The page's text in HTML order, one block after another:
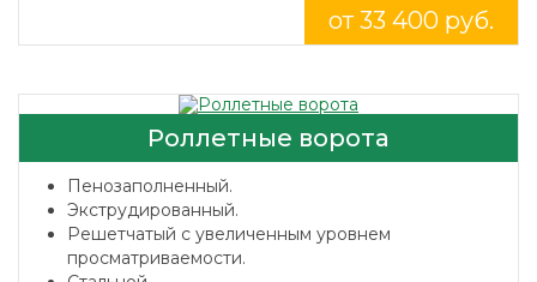
от 33 400 руб.
Роллетные ворота
Пенозаполненный.
Экструдированный.
Решетчатый с увеличенным уровнем
просматриваемости.